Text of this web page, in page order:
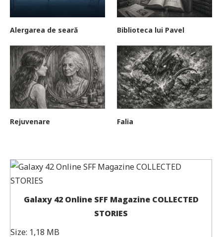
Alergarea de seară Biblioteca lui Pavel
Rejuvenare Falia
Galaxy 42 Online SFF Magazine COLLECTED
STORIES
Size: 1,18 MB